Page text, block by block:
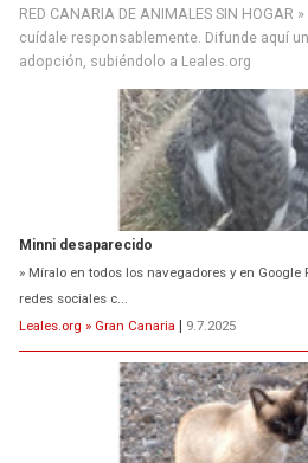
RED CANARIA DE ANIMALES SIN
cuídale responsablemente. Difunde aquí
adopción, subiéndolo a Leales.org
Minni desaparecido
» Míralo en todos los navegadores y en
redes sociales c...
Leales.org » Gran Canaria | 9.7.2025